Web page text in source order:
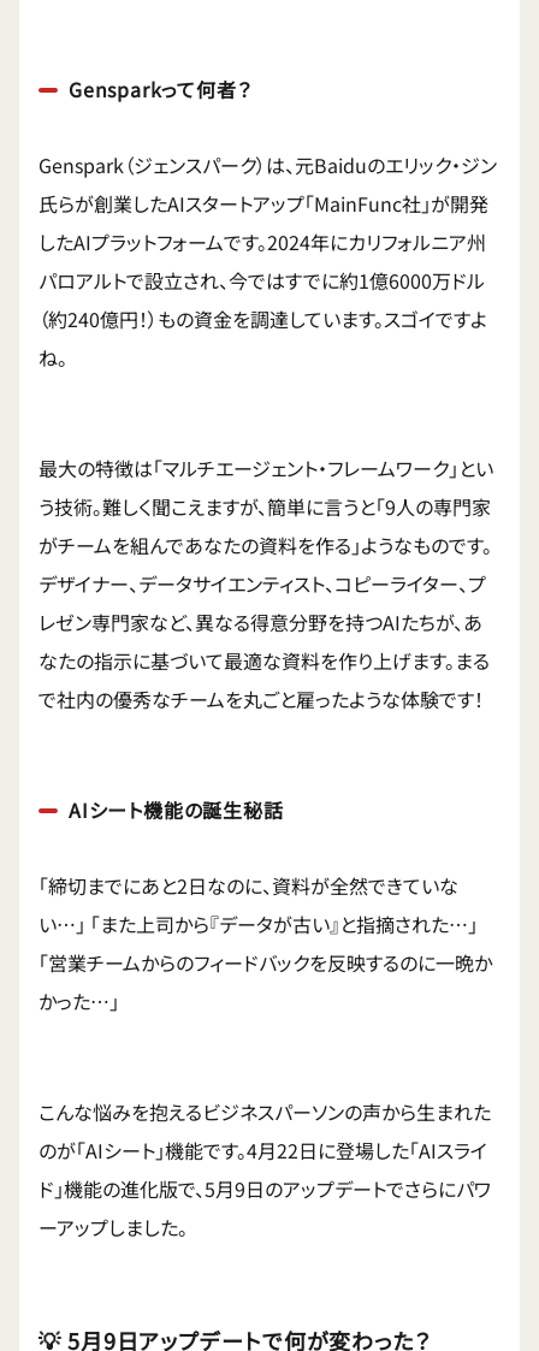
Gensparkって何者？
Genspark（ジェンスパーク）は、元Baiduのエリック・ジン
氏らが創業したAIスタートアップ「MainFunc社」が開発
したAIプラットフォームです。2024年にカリフォルニア州
パロアルトで設立され、今ではすでに約1億6000万ドル
（約240億円！）もの資金を調達しています。スゴイですよ
ね。
最大の特徴は「マルチエージェント・フレームワーク」とい
う技術。難しく聞こえますが、簡単に言うと「9人の専門家
がチームを組んであなたの資料を作る」ようなものです。
デザイナー、データサイエンティスト、コピーライター、プ
レゼン専門家など、異なる得意分野を持つAIたちが、あ
なたの指示に基づいて最適な資料を作り上げます。まる
で社内の優秀なチームを丸ごと雇ったような体験です！
AIシート機能の誕生秘話
「締切までにあと2日なのに、資料が全然できていな
い…」 「また上司から『データが古い』と指摘された…」
「営業チームからのフィードバックを反映するのに一晩か
かった…」
こんな悩みを抱えるビジネスパーソンの声から生まれた
のが「AIシート」機能です。4月22日に登場した「AIスライ
ド」機能の進化版で、5月9日のアップデートでさらにパワ
ーアップしました。
💡 5月9日アップデートで何が変わった？